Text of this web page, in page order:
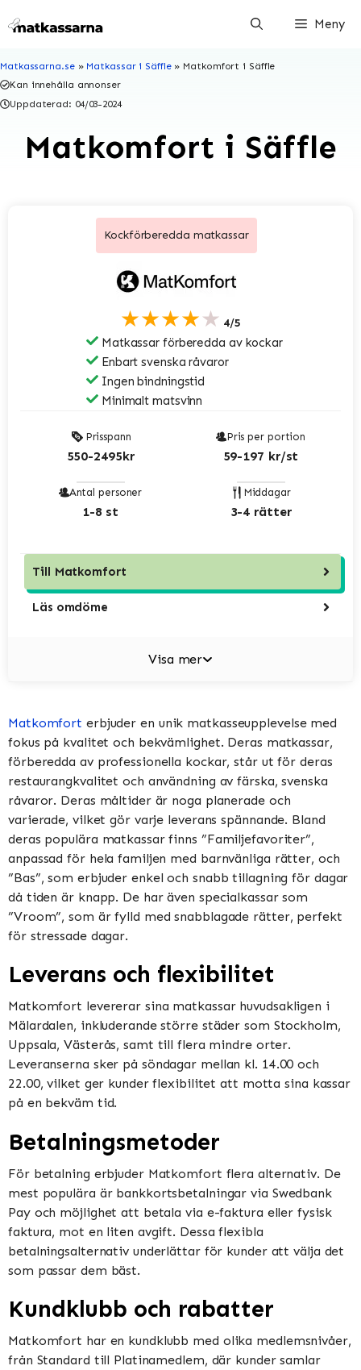
till
Meny
Matkassarna.se» Matkassar i Säffle» Matkomfort i Säffle
Kan innehålla annonser
Uppdaterad: 04/03-2024
Matkomfort i Säffle
Kockförberedda matkassar
★★★★★ 4/5
Matkassar förberedda av kockar
Enbart svenska råvaror
Ingen bindningstid
Minimalt matsvinn
Prisspann
550-2495kr
Pris per portion
59-197 kr/st
Antal personer
1-8 st
Middagar
3-4 rätter
Till Matkomfort
Läs omdöme
Visa mer
Matkomfort erbjuder en unik matkasseupplevelse med
fokus på kvalitet och bekvämlighet. Deras matkassar,
förberedda av professionella kockar, står ut för deras
restaurangkvalitet och användning av färska, svenska
råvaror. Deras måltider är noga planerade och
varierade, vilket gör varje leverans spännande. Bland
deras populära matkassar finns ”Familjefavoriter”,
anpassad för hela familjen med barnvänliga rätter, och
”Bas”, som erbjuder enkel och snabb tillagning för dagar
då tiden är knapp. De har även specialkassar som
”Vroom”, som är fylld med snabblagade rätter, perfekt
för stressade dagar​​​​.
Leverans och flexibilitet
Matkomfort levererar sina matkassar huvudsakligen i
Mälardalen, inkluderande större städer som Stockholm,
Uppsala, Västerås, samt till flera mindre orter.
Leveranserna sker på söndagar mellan kl. 14.00 och
22.00, vilket ger kunder flexibilitet att motta sina kassar
på en bekväm tid​​​​.
Betalningsmetoder
För betalning erbjuder Matkomfort flera alternativ. De
mest populära är bankkortsbetalningar via Swedbank
Pay och möjlighet att betala via e-faktura eller fysisk
faktura, mot en liten avgift. Dessa flexibla
betalningsalternativ underlättar för kunder att välja det
som passar dem bäst​​.
Kundklubb och rabatter
Matkomfort har en kundklubb med olika medlemsnivåer,
från Standard till Platinamedlem, där kunder samlar